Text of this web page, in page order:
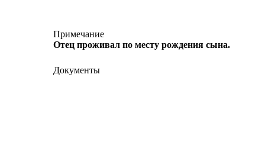
Примечание
Отец проживал по месту рождения сына.
Документы